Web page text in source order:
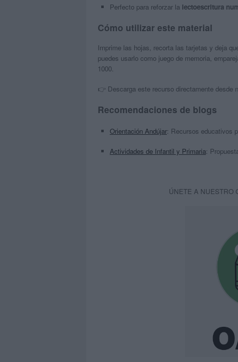
Perfecto para reforzar la lectoescritura
Cómo utilizar este material
Imprime las hojas, recorta las tarjetas y deja
puedes usarlo como juego de memoria,
1000.
👉 Descarga este recurso directamente desde
Recomendaciones de blogs
Orientación Andújar: Recursos educativos
Actividades de Infantil y Primaria:
ÚNETE A NUESTRO